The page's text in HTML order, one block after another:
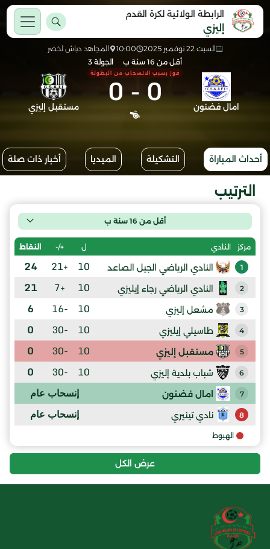
الرابطة الولائية لكرة القدم
إليزي
السبت 22 نوفمبر 2025 10:00
المجاهد دباش لخضر
أقل من 16 سنة ب
الجولة 3
امال فضنون 0
-
0
فوز بسبب الانسحاب من البطولة
مستقبل إليزي
أحداث المباراة التشكيلة الميديا أخبار ذات صلة
الترتيب
أقل من 16 سنة ب
مركز النادي ل +/- النقاط
1 النادي الرياضي الجيل الصاعد 10
+21
24
2 النادي الرياضي رجاء إيليزي 10
+7
21
3 مشعل إليزي 10
-16
6
4 طاسيلي إيليزي 10
-30
0
5 مستقبل إليزي 10
-30
0
6 شباب بلدية إليزي 10
-30
0
7 امال فضنون إنسحاب عام
8 نادي تينيري إنسحاب عام
الهبوط
عرض الكل